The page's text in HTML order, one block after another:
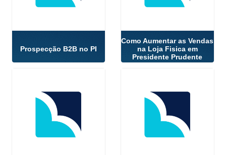
Prospecção B2B no PI
Como Aumentar as Vendas
na Loja Fisica em
Presidente Prudente